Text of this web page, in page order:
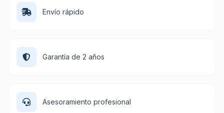
Envío rápido
Garantía de 2 años
Asesoramiento profesional